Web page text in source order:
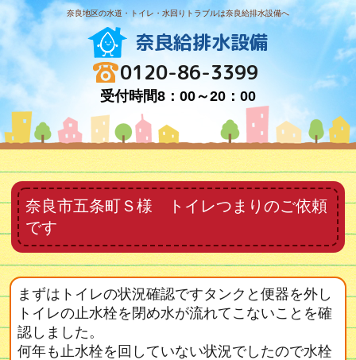
奈良地区の水道・トイレ・水回りトラブルは奈良給排水設備へ
奈良給排水設備
0120-86-3399
受付時間8：00～20：00
奈良市五条町Ｓ様 トイレつまりのご依頼
です
まずはトイレの状況確認ですタンクと便器を外し
トイレの止水栓を閉め水が流れてこないことを確
認しました。
何年も止水栓を回していない状況でしたので水栓